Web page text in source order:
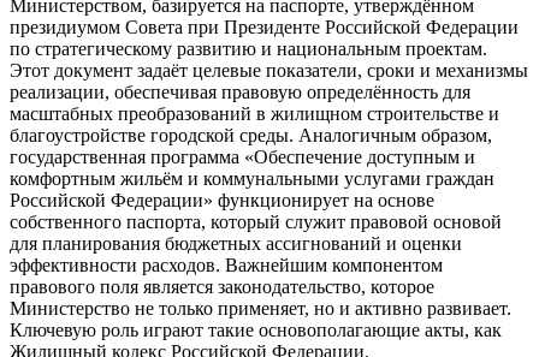
Министерством, базируется на паспорте, утверждённом
президиумом Совета при Президенте Российской Федерации
по стратегическому развитию и национальным проектам.
Этот документ задаёт целевые показатели, сроки и механизмы
реализации, обеспечивая правовую определённость для
масштабных преобразований в жилищном строительстве и
благоустройстве городской среды. Аналогичным образом,
государственная программа «Обеспечение доступным и
комфортным жильём и коммунальными услугами граждан
Российской Федерации» функционирует на основе
собственного паспорта, который служит правовой основой
для планирования бюджетных ассигнований и оценки
эффективности расходов. Важнейшим компонентом
правового поля является законодательство, которое
Министерство не только применяет, но и активно развивает.
Ключевую роль играют такие основополагающие акты, как
Жилищный кодекс Российской Федерации,